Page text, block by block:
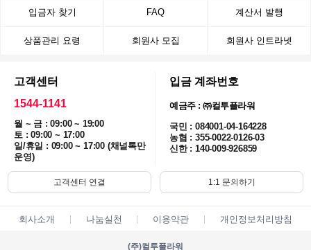
입금자 찾기 FAQ 계산서 발행
상품관리 요령 회원사 모집 회원사 인트라넷
고객센터
1544-1141
월 ~ 금 : 09:00 ~ 19:00
토 : 09:00 ~ 17:00
일/휴일 : 09:00 ~ 17:00 (채널톡만
운영)
입금 계좌번호
예금주 : ㈜컬투플라워
국민 : 084001-04-164228
농협 : 355-0022-0126-03
신한 : 140-009-926859
고객센터 연결 1:1 문의하기
회사소개 나눔실천 이용약관 개인정보처리방침
(주)컬투플라워